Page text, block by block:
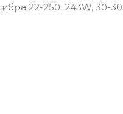
22-250, 243W, 30-